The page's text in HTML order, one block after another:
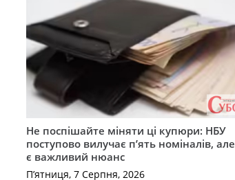
Не поспішайте міняти ці купюри: НБУ
поступово вилучає п’ять номіналів, але
є важливий нюанс
П’ятниця, 7 Серпня, 2026